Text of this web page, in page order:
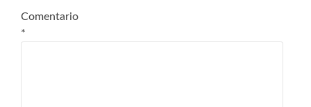
Comentario
*